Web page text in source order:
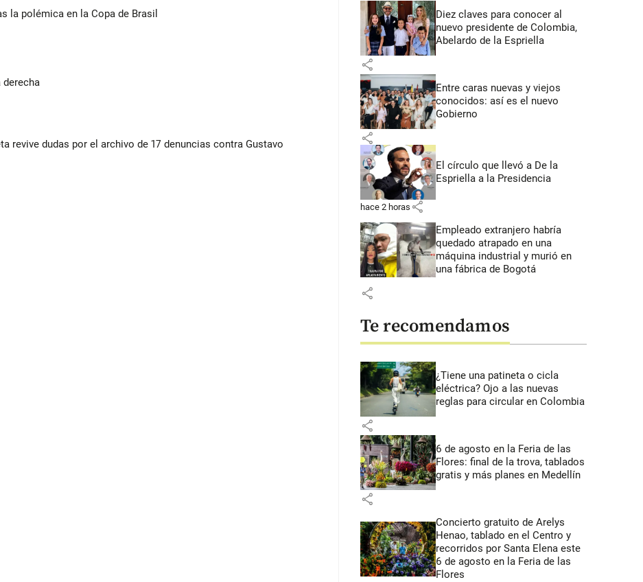
la polémica en la Copa de Brasil
derecha
revive dudas por el archivo de 17 denuncias contra Gustavo
Diez claves para conocer al
nuevo presidente de Colombia,
Abelardo de la Espriella
share
Entre caras nuevas y viejos
conocidos: así es el nuevo
Gobierno
share
El círculo que llevó a De la
Espriella a la Presidencia
hace 2 horas share
Empleado extranjero habría
quedado atrapado en una
máquina industrial y murió en
una fábrica de Bogotá
share
Te recomendamos
¿Tiene una patineta o cicla
eléctrica? Ojo a las nuevas
reglas para circular en Colombia
share
6 de agosto en la Feria de las
Flores: final de la trova, tablados
gratis y más planes en Medellín
share
Concierto gratuito de Arelys
Henao, tablado en el Centro y
recorridos por Santa Elena este
6 de agosto en la Feria de las
Flores